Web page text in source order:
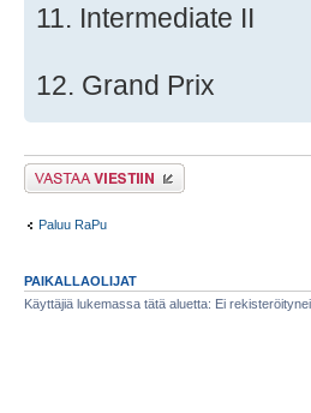
11. Intermediate II
12. Grand Prix
Lähetä vastaus
Paluu RaPu
PAIKALLAOLIJAT
Käyttäjiä lukemassa tätä aluetta: Ei